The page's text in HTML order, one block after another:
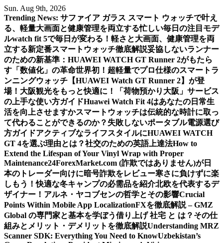
Skip
to
content
Sun. Aug 9th, 2026
Trending News: サファイア ガラス スマート ウォッチで叶え
る、軽量大画面と健康管理を両立する忙しい毎日の注目モデ
ルwatch fit 5で毎日が変わる！軽さと大画面、健康管理を両
立する新定番スマートウォッチ徹底解説妥協しないランナー
のための新基準：HUAWEI WATCH GT Runner 2がもたら
す「数値化」の革命世界初！超軽量でプロ仕様のスマートラ
ンニングウォッチ【HUAWEI Watch GT Runner 2】が登
場！ 大阪観光をもっと快適に！「荷物預かり大阪」サービス
の上手な使い方ガイドHuawei Watch Fit 4はあなたの日常生
活を向上させますかスマートウォッチは伝統的な時計に取っ
て代わることができるのか？ 失敗しないポータブル電源選び
方ガイドアクティブなライフスタイルにHUAWEI WATCH
GT 4を選ぶ理由とは？社交のための英語上達法How to
Extend the Lifespan of Your Vinyl Wrap with Proper
Maintenance24ForexMarket.com (詐欺ではありません)が日
本のトレーダー向けに暗号詐欺をレビュー寒さに負けずに楽
しもう！快適な冬キャンプの必需品を紹介北欧を代表するデ
ザイナー！アルネ・ヤコブセンの哲学とその影響Crucial
Points Within Mobile App LocalizationFXを徹底解説 – GMZ
Global の専門家と基本を学ぼう借り上げ 社宅 と は？その仕
組みとメリット・デメリットを徹底解説Understanding MRZ
Scanner SDK: Everything You Need to KnowUzbekistan’s